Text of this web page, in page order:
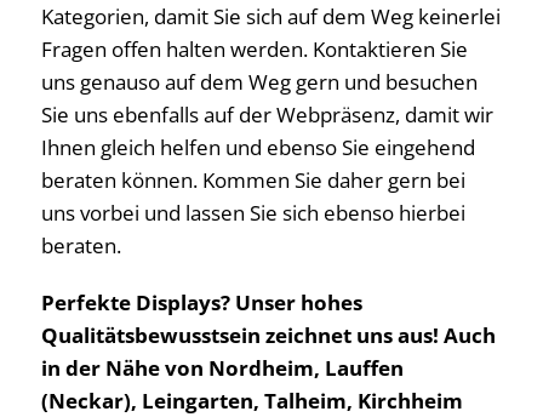
Kategorien, damit Sie sich auf dem Weg keinerlei
Fragen offen halten werden. Kontaktieren Sie
uns genauso auf dem Weg gern und besuchen
Sie uns ebenfalls auf der Webpräsenz, damit wir
Ihnen gleich helfen und ebenso Sie eingehend
beraten können. Kommen Sie daher gern bei
uns vorbei und lassen Sie sich ebenso hierbei
beraten.
Perfekte Displays? Unser hohes
Qualitätsbewusstsein zeichnet uns aus! Auch
in der Nähe von Nordheim, Lauffen
(Neckar), Leingarten, Talheim, Kirchheim